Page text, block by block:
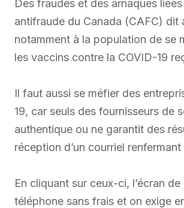
Des fraudes et des arnaques
antifraude du Canada (CAFC) dit
notamment à la population de se
les vaccins contre la COVID-19
Il faut aussi se méfier des
19, car seuls des fournisseurs de
authentique ou ne garantit des
réception d’un courriel
En cliquant sur ceux-ci, l’écran
téléphone sans frais et on exige